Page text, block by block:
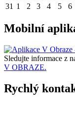
31 1 2 3 4 5 6
Mobilní
Sledujte informace z
V OBRAZE.
Rychlý